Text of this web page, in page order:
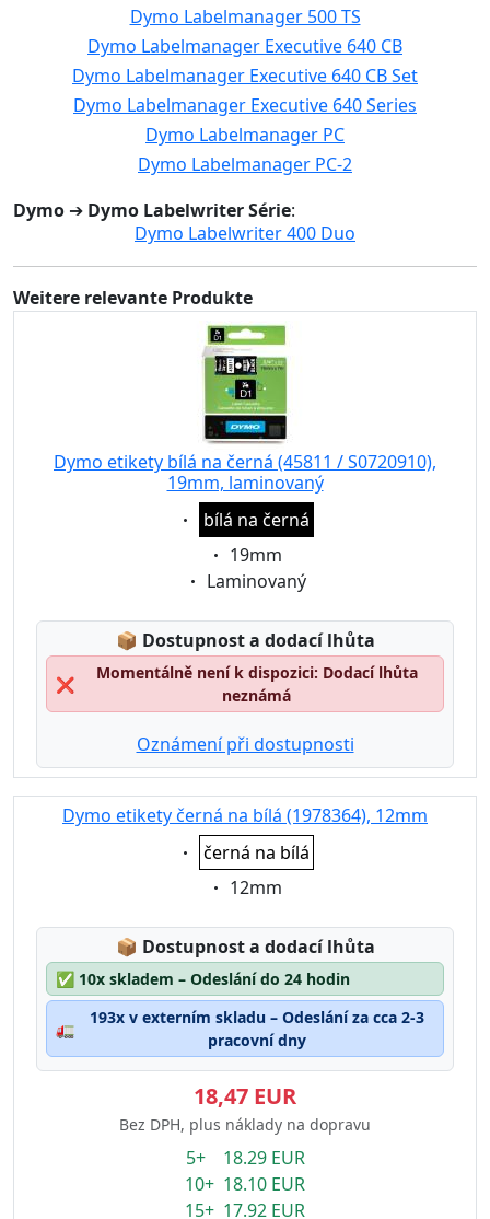
Dymo Labelmanager 500 TS
Dymo Labelmanager Executive 640 CB
Dymo Labelmanager Executive 640 CB Set
Dymo Labelmanager Executive 640 Series
Dymo Labelmanager PC
Dymo Labelmanager PC-2
Dymo ➔ Dymo Labelwriter Série:
Dymo Labelwriter 400 Duo
Weitere relevante Produkte
Dymo etikety bílá na černá (45811 / S0720910),
19mm, laminovaný
Eigenschaft:
bílá na černá
Eigenschaft:
19mm
Eigenschaft:
Laminovaný
📦 Lagerstatus:
Dostupnost a dodací lhůta
❌
Momentálně není k dispozici: Dodací lhůta
neznámá
Oznámení při dostupnosti
Dymo etikety černá na bílá (1978364), 12mm
Eigenschaft:
černá na bílá
Eigenschaft:
12mm
📦 Lagerstatus:
Dostupnost a dodací lhůta
✅ 10x skladem – Odeslání do 24 hodin
🚛
193x v externím skladu – Odeslání za cca 2-3
pracovní dny
18,47 EUR
Bez DPH, plus náklady na dopravu
5+ 18.29 EUR
10+ 18.10 EUR
15+ 17.92 EUR